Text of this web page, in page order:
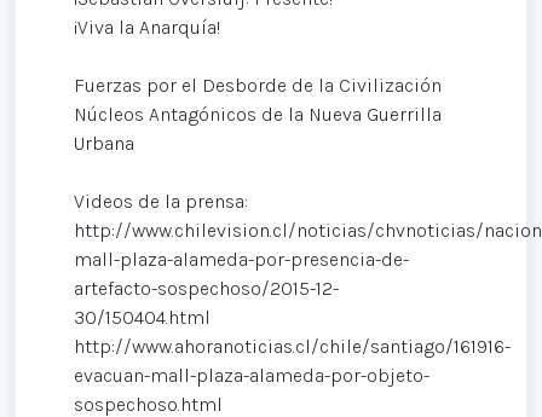
¡Viva la Anarquía!
Fuerzas por el Desborde de la Civilización
Núcleos Antagónicos de la Nueva Guerrilla
Urbana
Videos de la prensa:
http://www.chilevision.cl/noticias/chvnoticias/
mall-plaza-alameda-por-presencia-de-
artefacto-sospechoso/2015-12-
30/150404.html
http://www.ahoranoticias.cl/chile/santiago/161916-
evacuan-mall-plaza-alameda-por-objeto-
sospechoso.html